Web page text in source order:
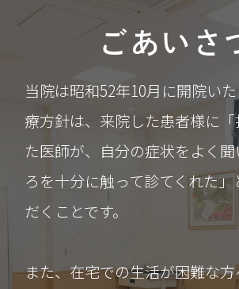
ごあいさ
当院は昭和52年10月に開院い
療方針は、来院した患者様に
た医師が、自分の症状をよく
ろを十分に触って診てくれた
だくことです。
また、在宅での生活が困難な